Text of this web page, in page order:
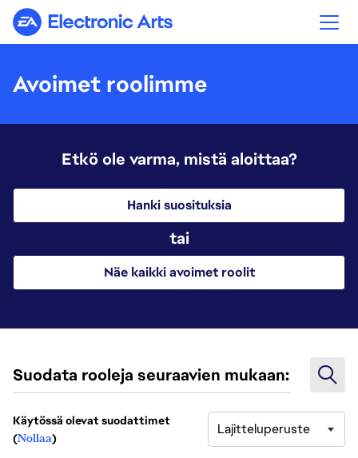
Electronic Arts
Avoimet roolimme
Etkö ole varma, mistä aloittaa?
Hanki suosituksia
tai
Näe kaikki avoimet roolit
Suodata rooleja seuraavien mukaan:
2 tuloksesta
Käytössä olevat suodattimet
(Nollaa)
Lajitteluperuste